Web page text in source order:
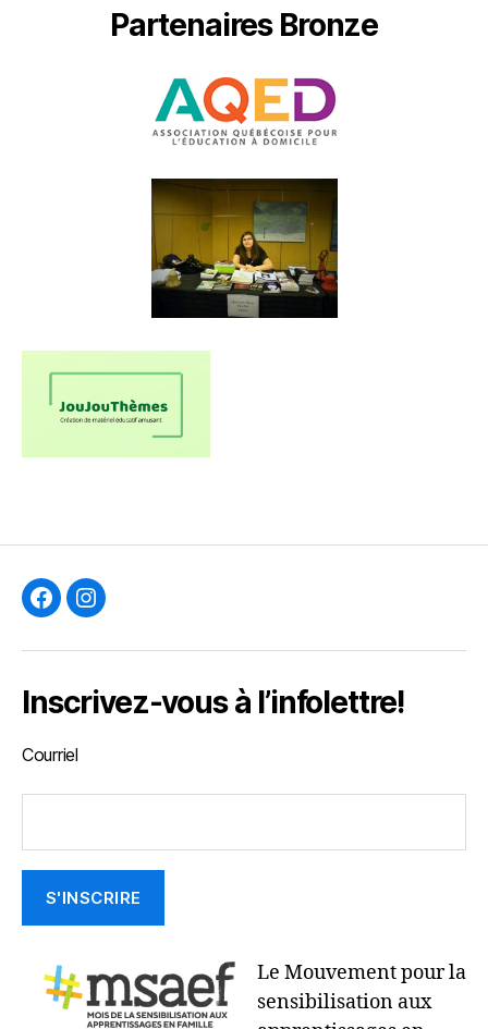
Partenaires Bronze
F I
Inscrivez-vous à l’infolettre!
Courriel
Le Mouvement pour la
sensibilisation aux